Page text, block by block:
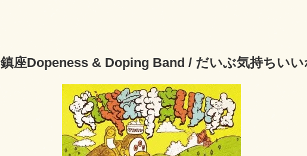
鎮座Dopeness & Doping Band / だいぶ気持ちいい